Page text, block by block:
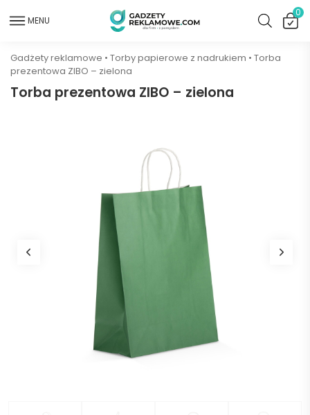
MENU
0
Gadżety reklamowe • Torby papierowe z nadrukiem • Torba
prezentowa ZIBO – zielona
Torba prezentowa ZIBO – zielona